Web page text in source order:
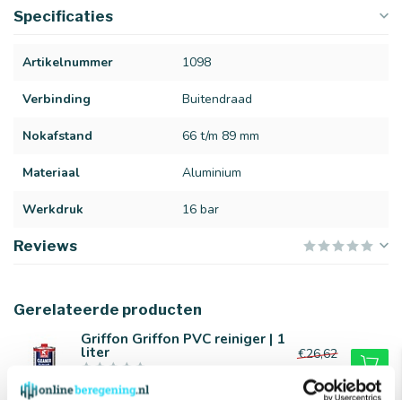
Specificaties
Artikelnummer 1098
Verbinding Buitendraad
Nokafstand 66 t/m 89 mm
Materiaal Aluminium
Werkdruk 16 bar
Reviews
Gerelateerde producten
Griffon Griffon PVC reiniger | 1
liter
Op voorraad
€26,62